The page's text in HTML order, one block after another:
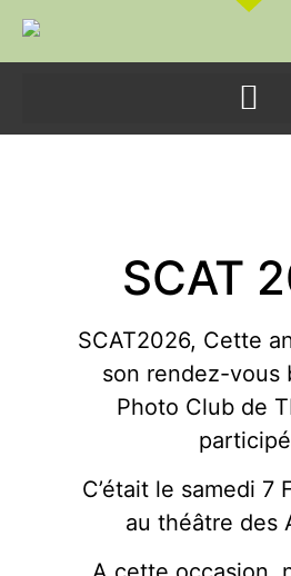
SCAT
SCAT2026, Cette
son rendez-vous
Photo Club de
C’était le samedi 7
au théâtre des